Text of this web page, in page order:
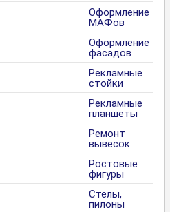
Оформление
МАФов
Оформление
фасадов
Рекламные
стойки
Рекламные
планшеты
Ремонт
вывесок
Ростовые
фигуры
Стелы,
пилоны